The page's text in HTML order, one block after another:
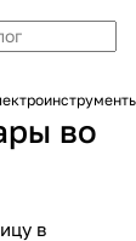
во
в